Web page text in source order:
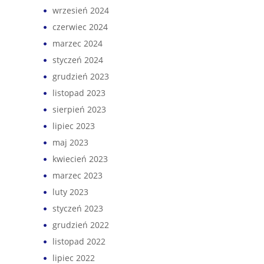
wrzesień 2024
czerwiec 2024
marzec 2024
styczeń 2024
grudzień 2023
listopad 2023
sierpień 2023
lipiec 2023
maj 2023
kwiecień 2023
marzec 2023
luty 2023
styczeń 2023
grudzień 2022
listopad 2022
lipiec 2022